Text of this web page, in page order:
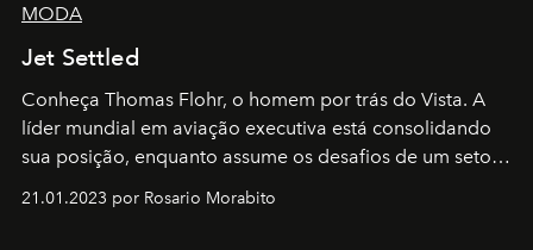
MODA
Jet Settled
Conheça Thomas Flohr, o homem por trás do Vista. A
líder mundial em aviação executiva está consolidando
sua posição, enquanto assume os desafios de um setor
em rápida evolução e redefinindo o conceito de luxo
21.01.2023 por Rosario Morabito